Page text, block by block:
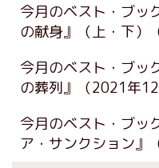
今月のベスト・ブ
の献身』（上・下）
今月のベスト・ブ
の葬列』
（2021年
今月のベスト・ブ
ア・サンクション』